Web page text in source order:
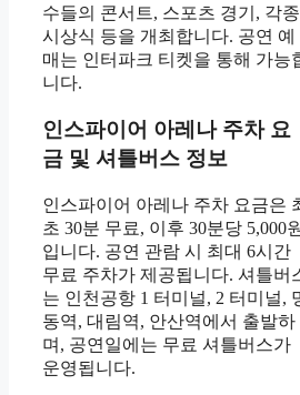
수들의 콘서트, 스포츠 경기, 각종
시상식 등을 개최합니다. 공연 예
매는 인터파크 티켓을 통해 가능
니다.
인스파이어 아레나 주차 요
금 및 셔틀버스 정보
인스파이어 아레나 주차 요금은
초 30분 무료, 이후 30분당 5,000원
입니다. 공연 관람 시 최대 6시간
무료 주차가 제공됩니다. 셔틀버
는 인천공항 1 터미널, 2 터미널,
동역, 대림역, 안산역에서 출발하
며, 공연일에는 무료 셔틀버스가
운영됩니다.